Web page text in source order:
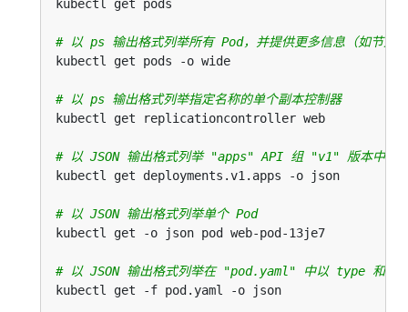
# 以 ps 输出格式列举所有 Pod，并提供更多信息（如节点
# 以 ps 输出格式列举指定名称的单个副本控制器
# 以 JSON 输出格式列举 "apps" API 组 "v1" 版本中的
# 以 JSON 输出格式列举单个 Pod
# 以 JSON 输出格式列举在 "pod.yaml" 中以 type 和